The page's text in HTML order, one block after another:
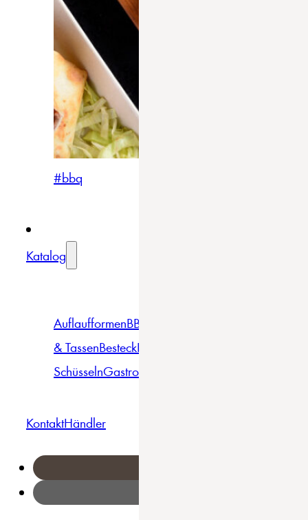
#bbq
Katalog
AuflaufformenBBQ
& TassenBesteckBowls &
SchüsselnGastro
KontaktHändler